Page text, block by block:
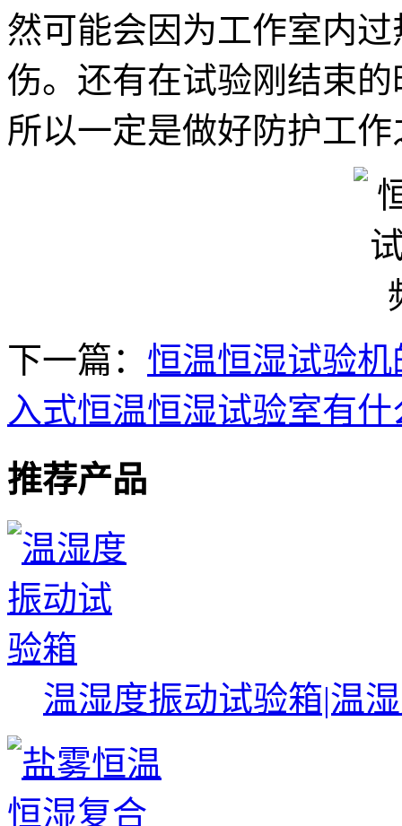
然可能会因为工作室内
伤。还有在试验刚结束
所以一定是做好防护工
下一篇： 恒温恒湿试验
入式恒温恒湿试验室有
推荐产品
温湿度振动试验箱|温